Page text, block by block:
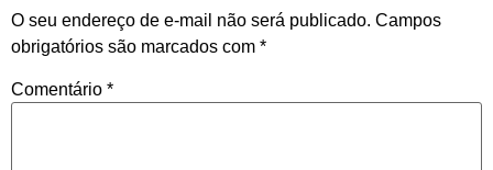
O seu endereço de e-mail não será publicado. Campos
obrigatórios são marcados com *
Comentário *